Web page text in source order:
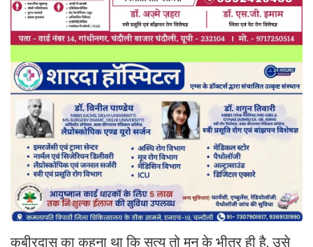
कबीरदास का कहना था कि सत्य तो मन के भीतर ही है, उसे